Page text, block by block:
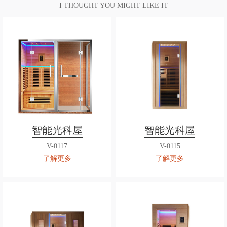
I THOUGHT YOU MIGHT LIKE IT
智能光科屋
V-0117
了解更多
智能光科屋
V-0115
了解更多